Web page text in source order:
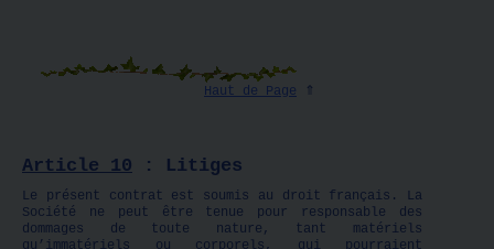
Haut de Page ⇑
Article 10 : Litiges
Le présent contrat est soumis au droit français. La
Société ne peut être tenue pour responsable des
dommages de toute nature, tant matériels
qu’immatériels ou corporels, qui pourraient